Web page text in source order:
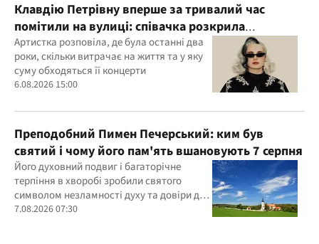
Клавдію Петрівну вперше за тривалий час
помітили на вулиці: співачка розкрила
подробиці свого життя
Артистка розповіла, де була останні два
роки, скільки витрачає на життя та у яку
суму обходяться її концерти
6.08.2026 15:00
Преподобний Пимен Печерський: ким був
святий і чому його пам'ять вшановують 7 серпня
Його духовний подвиг і багаторічне
терпіння в хворобі зробили святого
символом незламності духу та довіри до
Бога
7.08.2026 07:30